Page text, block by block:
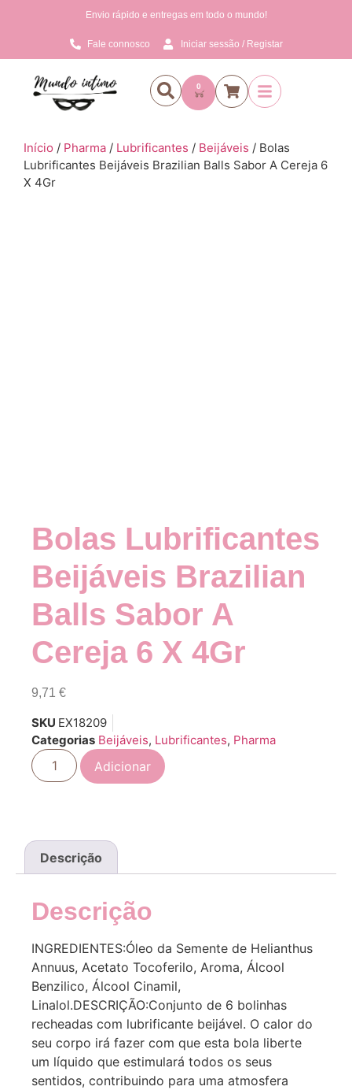
Envio rápido e entregas em todo o mundo!
Fale connosco Iniciar sessão / Registar
0
Início / Pharma / Lubrificantes / Beijáveis / Bolas
Lubrificantes Beijáveis Brazilian Balls Sabor A Cereja 6
X 4Gr
Bolas Lubrificantes
Beijáveis Brazilian
Balls Sabor A
Cereja 6 X 4Gr
9,71 €
SKU EX18209
Categorias Beijáveis, Lubrificantes, Pharma
Adicionar
Descrição
Descrição
INGREDIENTES:Óleo da Semente de Helianthus
Annuus, Acetato Tocoferilo, Aroma, Álcool
Benzilico, Álcool Cinamil,
Linalol.DESCRIÇÃO:Conjunto de 6 bolinhas
recheadas com lubrificante beijável. O calor do
seu corpo irá fazer com que esta bola liberte
um líquido que estimulará todos os seus
sentidos, contribuindo para uma atmosfera